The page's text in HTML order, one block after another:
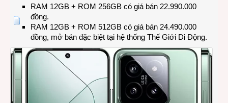
RAM 12GB + ROM 256GB có giá bán 22.990.000
đồng.
RAM 12GB + ROM 512GB có giá bán 24.490.000
đồng, mở bán đặc biệt tại hệ thống Thế Giới Di Động.